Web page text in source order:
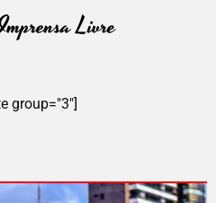
group="3"]